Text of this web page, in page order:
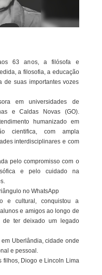
63 anos, a filósofa e
a filosofia, a educação
de suas importantes vozes
em universidades de
e Caldas Novas (GO).
humanizado em
cientifica, com ampla
interdisciplinares e com
pelo compromisso com o
e pelo cuidado na
no WhatsApp
e cultural, conquistou a
e amigos ao longo de
de ter deixado um legado
Uberlândia, cidade onde
e pessoal.
filhos, Diogo e Lincoln Lima